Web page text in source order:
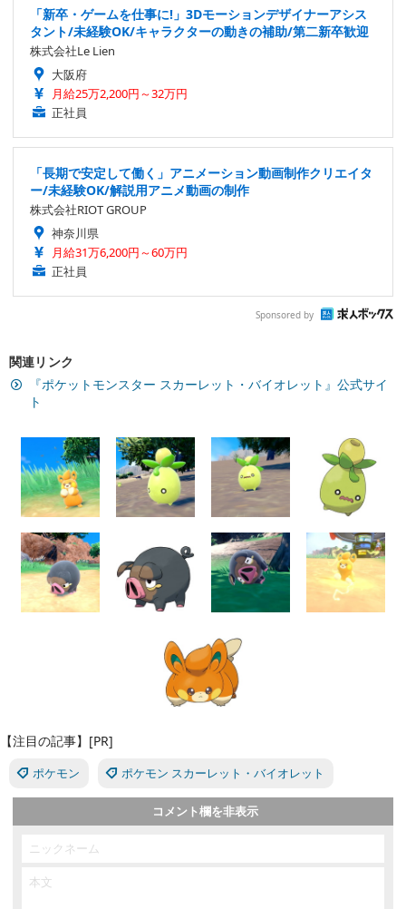
「新卒・ゲームを仕事に!」3Dモーションデザイナーアシス
タント/未経験OK/キャラクターの動きの補助/第二新卒歓迎
株式会社Le Lien
大阪府
月給25万2,200円～32万円
正社員
「長期で安定して働く」アニメーション動画制作クリエイタ
ー/未経験OK/解説用アニメ動画の制作
株式会社RIOT GROUP
神奈川県
月給31万6,200円～60万円
正社員
Sponsored by
関連リンク
『ポケットモンスター スカーレット・バイオレット』公式サイ
ト
【注目の記事】[PR]
ポケモン ポケモン スカーレット・バイオレット
コメント欄を非表示